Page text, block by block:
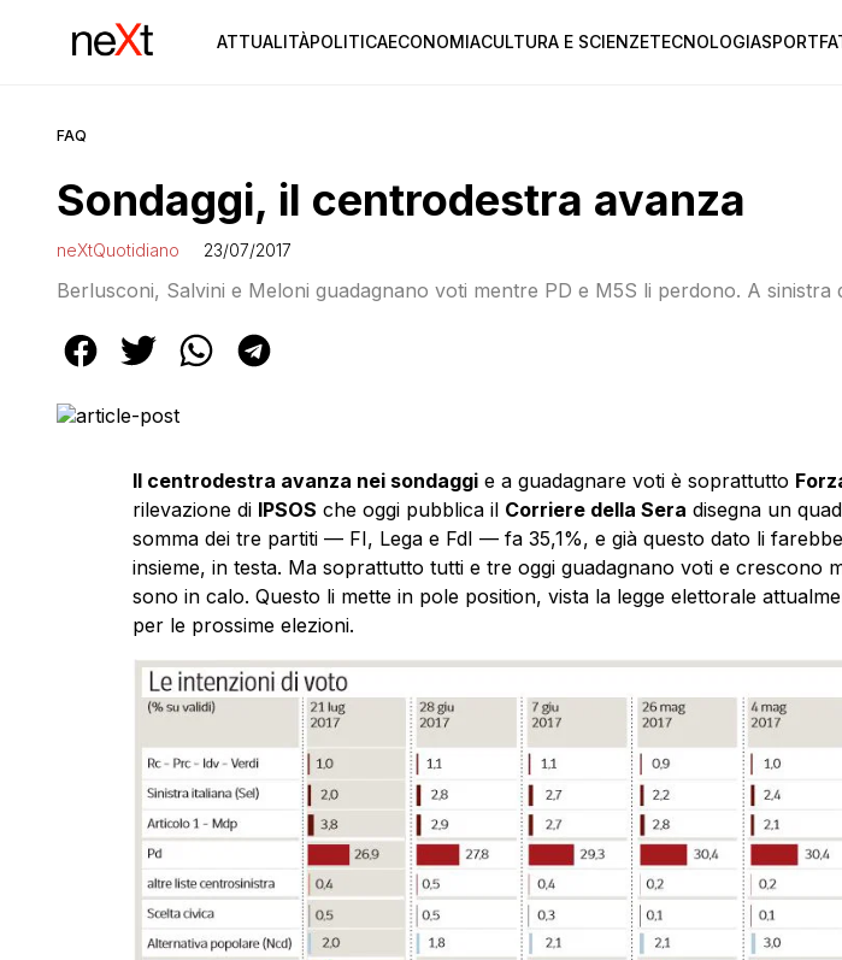
ATTUALITÀPOLITICAECONOMIACULTURA E SCIENZETECNOLOGIASPORT
FAQ
Sondaggi, il centrodestra avanza
neXtQuotidiano 23/07/2017
Berlusconi, Salvini e Meloni guadagnano voti mentre PD e M5S li perdono. A sinistra
Il centrodestra avanza nei sondaggie a guadagnare voti è soprattutto
rilevazione di IPSOS che oggi pubblica il Corriere della Sera disegna un
somma dei tre partiti — FI, Lega e FdI — fa 35,1%, e già questo dato li
insieme, in testa. Ma soprattutto tutti e tre oggi guadagnano voti e crescono
sono in calo. Questo li mette in pole position, vista la legge elettorale
per le prossime elezioni.